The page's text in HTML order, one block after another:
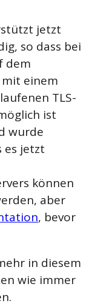
jetzt
so dass bei
dem
einem
TLS-
ist
wurde
es jetzt
können
aber
, bevor
in diesem
wie immer